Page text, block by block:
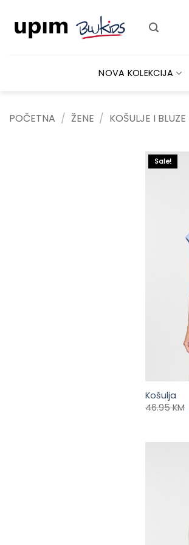
content
NOVA KOLEKCIJA
POČETNA / ŽENE / KOŠULJE I BLUZE
Sale!
Košulja
46.95KM